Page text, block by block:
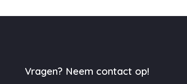
Vragen? Neem contact op!